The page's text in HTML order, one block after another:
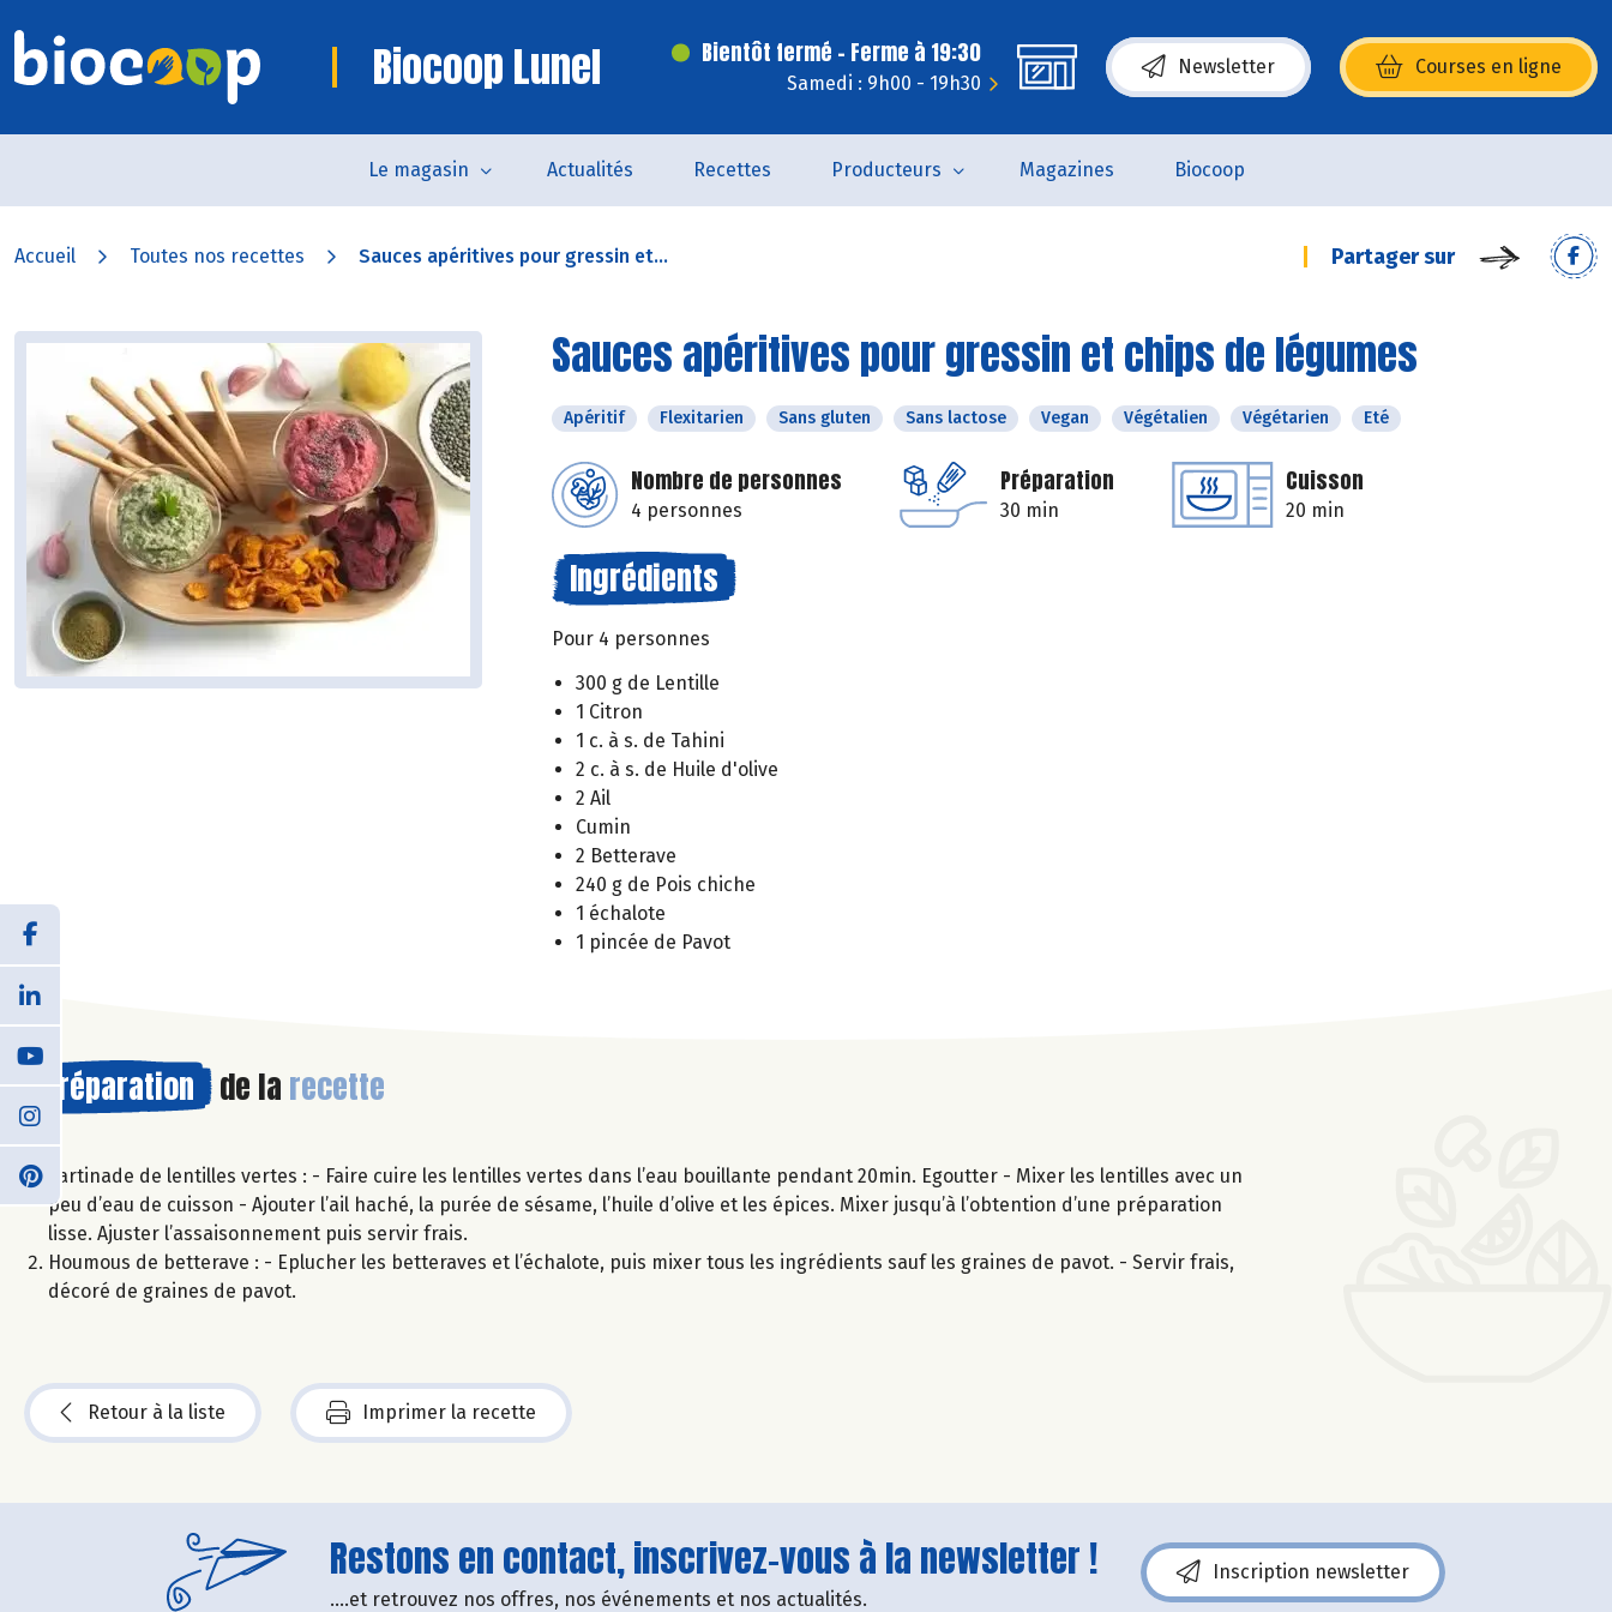
Biocoop Lunel Bientôt fermé - Ferme à 19:30
Samedi : 9h00 - 19h30
Newsletter Courses en ligne
(s’ouvre dans une nouvelle fenêtre)
Le magasin Actualités Recettes Producteurs Magazines Biocoop
Accueil Toutes nos recettes Sauces apéritives pour gressin et... Partager sur
Sauces apéritives pour gressin et chips de légumes
Apéritif Flexitarien Sans gluten Sans lactose Vegan Végétalien Végétarien Eté
Nombre de personnes
4 personnes
Préparation
30 min
Cuisson
20 min
Ingrédients
Pour 4 personnes
300 g de Lentille
1 Citron
1 c. à s. de Tahini
2 c. à s. de Huile d'olive
2 Ail
Cumin
2 Betterave
240 g de Pois chiche
1 échalote
1 pincée de Pavot
Préparation de la recette
Tartinade de lentilles vertes : - Faire cuire les lentilles vertes dans l’eau bouillante pendant 20min. Egoutter - Mixer les lentilles avec un
peu d’eau de cuisson - Ajouter l’ail haché, la purée de sésame, l’huile d’olive et les épices. Mixer jusqu’à l’obtention d’une préparation
lisse. Ajuster l’assaisonnement puis servir frais.
Houmous de betterave : - Eplucher les betteraves et l’échalote, puis mixer tous les ingrédients sauf les graines de pavot. - Servir frais,
décoré de graines de pavot.
Retour à la liste Imprimer la recette
Restons en contact, inscrivez-vous à la newsletter !
....et retrouvez nos offres, nos événements et nos actualités.
Inscription newsletter